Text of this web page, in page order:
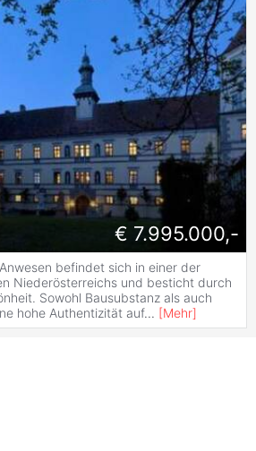
€ 7.995.000,-
befindet sich in einer der
Niederösterreichs und besticht durch
Sowohl Bausubstanz als auch
hohe Authentizität auf... [Mehr]